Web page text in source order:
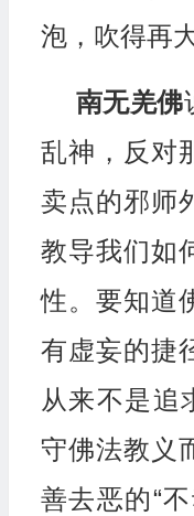
泡，吹得再
南无羌佛
乱神，反对
卖点的邪师
教导我们如
性。要知道
有虚妄的捷
从来不是追
守佛法教义
善去恶的“